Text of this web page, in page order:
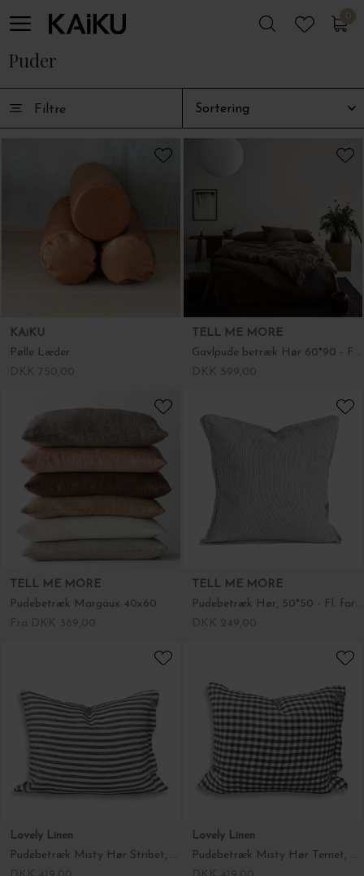
0
0
Puder
Filtre
KAiKU
Pølle Læder
TELL ME MORE
Gavlpude betræk Hør 60*90 - Fl. farver - kun betræk
TELL ME MORE
Pudebetræk Margaux 40x60
TELL ME MORE
Pudebetræk Hør, 50*50 - Fl. farver...
Lovely Linen
Pudebetræk Misty Hør Stribet, Mørkegrå 60*63
Lovely Linen
Pudebetræk Misty Hør Ternet, Mørkegrå 60*63